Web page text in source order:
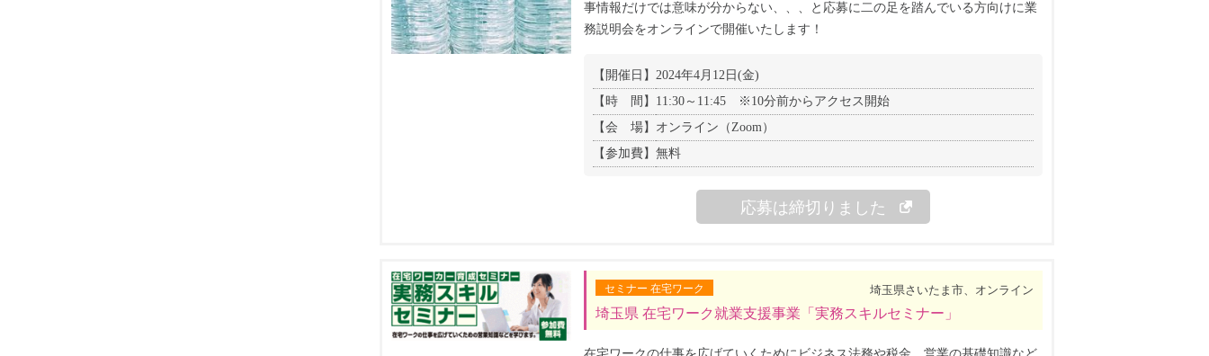
事情報だけでは意味が分からない、、、と応募に二の足を踏んでいる方向けに業
務説明会をオンラインで開催いたします！
【開催日】 2024年4月12日(金)
【時 間】 11:30～11:45 ※10分前からアクセス開始
【会 場】 オンライン（Zoom）
【参加費】 無料
応募は締切りました
セミナー 在宅ワーク 埼玉県さいたま市、オンライン
埼玉県 在宅ワーク就業支援事業「実務スキルセミナー」